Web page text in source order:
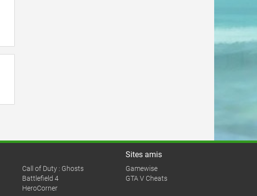
Call of Duty : Ghosts
Battlefield 4
HeroCorner
Sites amis
Gamewise
GTA V Cheats